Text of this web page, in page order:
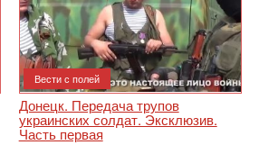
Вести с полей
Донецк. Передача трупов
украинских солдат. Эксклюзив.
Часть первая